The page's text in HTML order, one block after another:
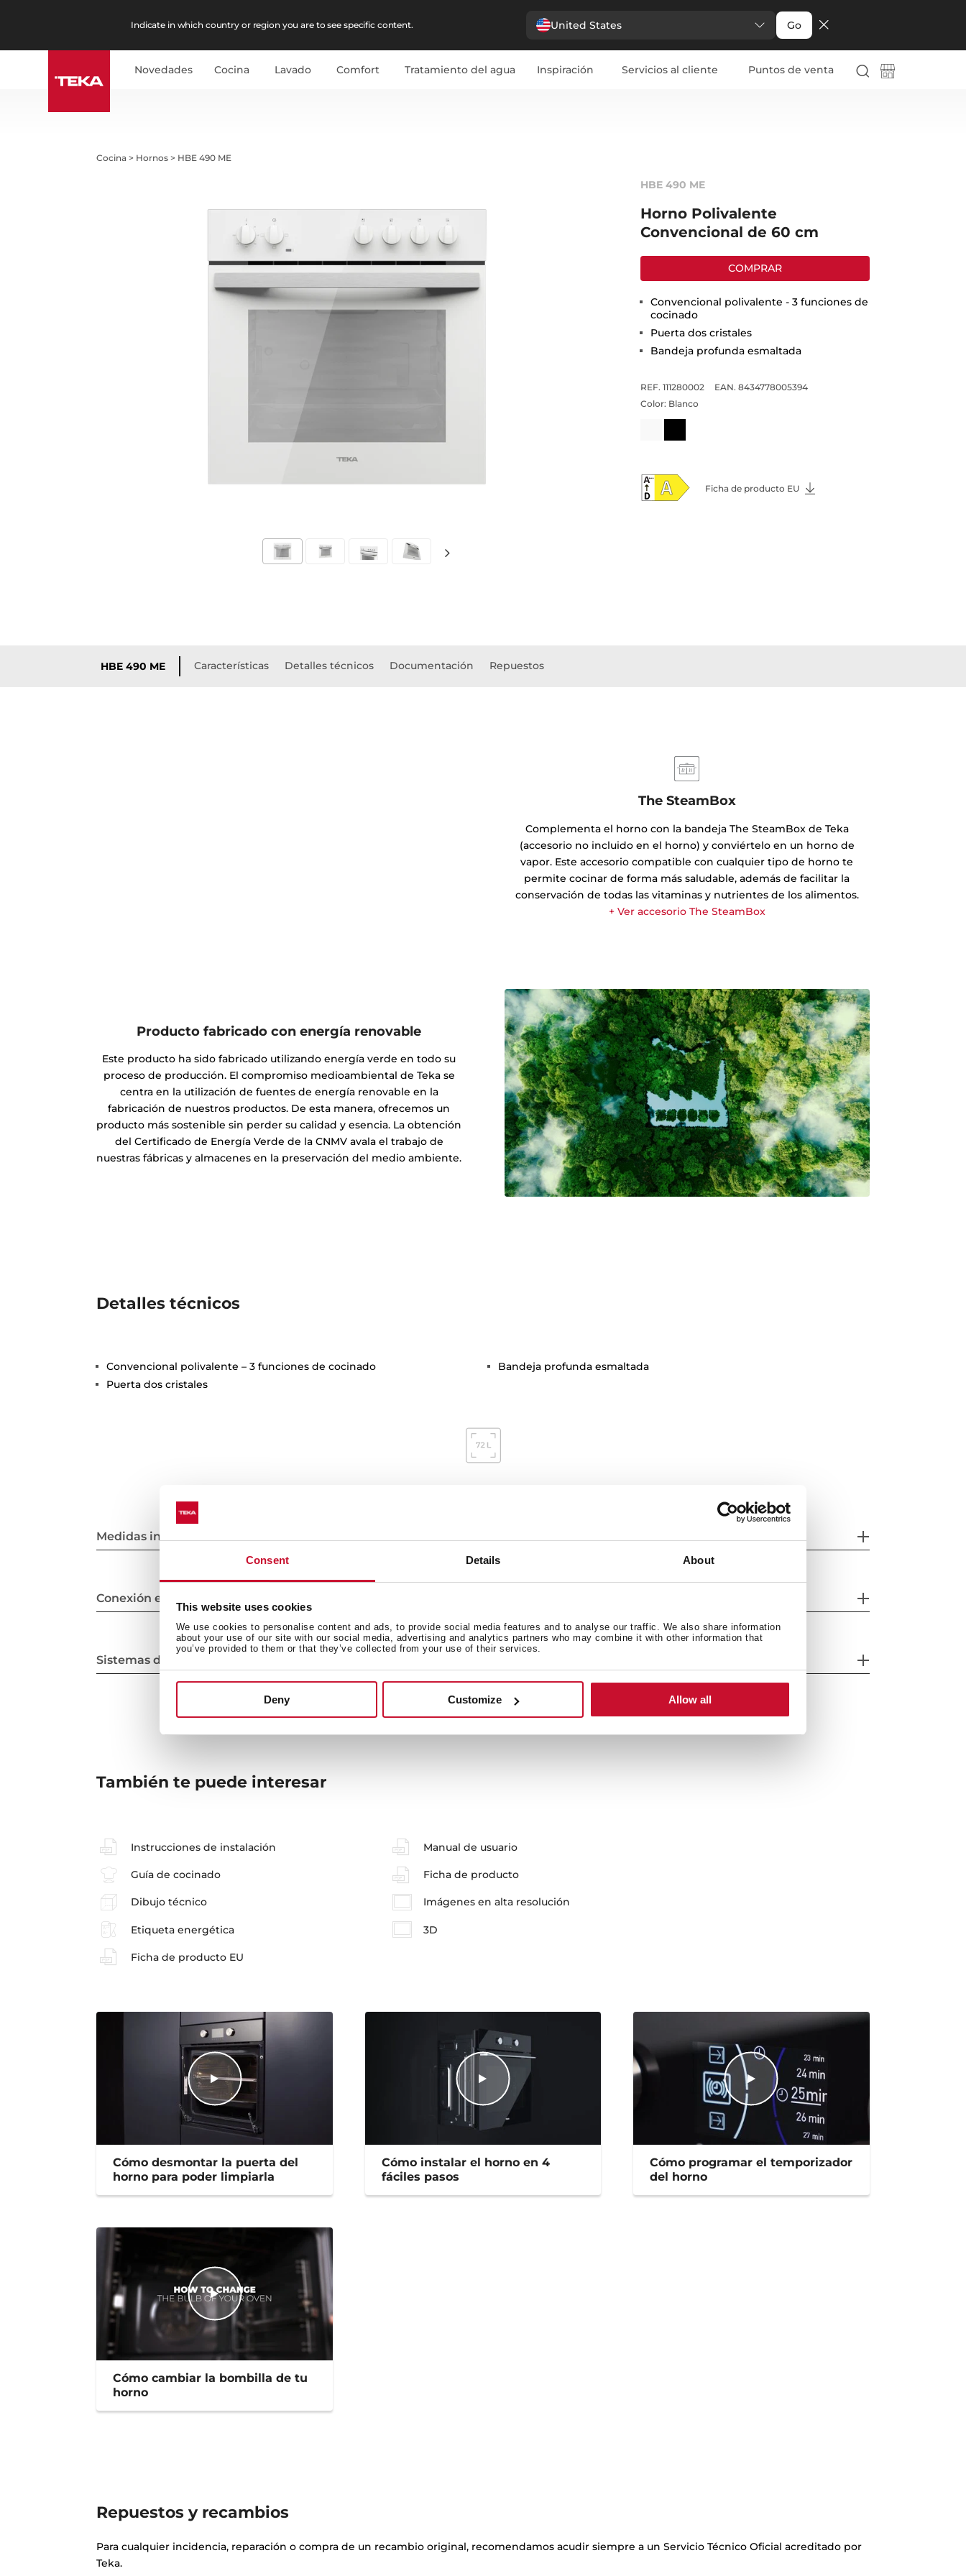
Consent Details About
This website uses cookies
We use cookies to personalise content and ads, to provide social media features and to analyse our traffic. We also share information
about your use of our site with our social media, advertising and analytics partners who may combine it with other information that
you’ve provided to them or that they’ve collected from your use of their services.
Deny Customize Allow all
Indicate in which country or region you are to see specific content. United States Go
Novedades Cocina Lavado Comfort Tratamiento del agua Inspiración Servicios al cliente Puntos de venta
Cocina > Hornos > HBE 490 ME
HBE 490 ME
Horno Polivalente
Convencional de 60 cm
COMPRAR
Convencional polivalente - 3 funciones de
cocinado
Puerta dos cristales
Bandeja profunda esmaltada
REF. 111280002
EAN. 8434778005394
Color: Blanco
Ficha de producto EU
HBE 490 ME Características Detalles técnicos Documentación Repuestos
The SteamBox
Complementa el horno con la bandeja The SteamBox de Teka
(accesorio no incluido en el horno) y conviértelo en un horno de
vapor. Este accesorio compatible con cualquier tipo de horno te
permite cocinar de forma más saludable, además de facilitar la
conservación de todas las vitaminas y nutrientes de los alimentos.
+ Ver accesorio The SteamBox
Producto fabricado con energía renovable
Este producto ha sido fabricado utilizando energía verde en todo su
proceso de producción. El compromiso medioambiental de Teka se
centra en la utilización de fuentes de energía renovable en la
fabricación de nuestros productos. De esta manera, ofrecemos un
producto más sostenible sin perder su calidad y esencia. La obtención
del Certificado de Energía Verde de la CNMV avala el trabajo de
nuestras fábricas y almacenes en la preservación del medio ambiente.
Detalles técnicos
Convencional polivalente – 3 funciones de cocinado
Puerta dos cristales
Bandeja profunda esmaltada
Medidas interiores
Conexión eléctrica
Sistemas de limpieza
También te puede interesar
Instrucciones de instalación Manual de usuario
Guía de cocinado Ficha de producto
Dibujo técnico Imágenes en alta resolución
Etiqueta energética 3D
Ficha de producto EU
Cómo desmontar la puerta del
horno para poder limpiarla
Cómo instalar el horno en 4
fáciles pasos
Cómo programar el temporizador
del horno
Cómo cambiar la bombilla de tu
horno
Repuestos y recambios
Para cualquier incidencia, reparación o compra de un recambio original, recomendamos acudir siempre a un Servicio Técnico Oficial acreditado por
Teka.